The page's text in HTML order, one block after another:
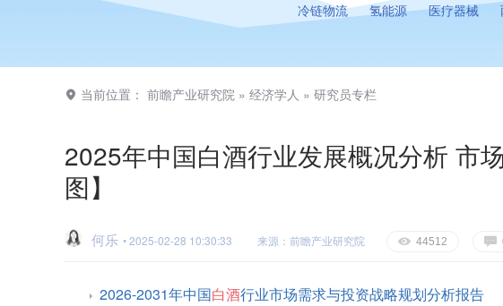
冷链物流 氢能源 医疗器械
当前位置： 前瞻产业研究院 » 经济学人 » 研究员专栏
2025年中国白酒行业发展概况分析 市
图】
何乐 • 2025-02-28 10:30:33 来源：前瞻产业研究院 E 44512 G
2026-2031年中国白酒行业市场需求与投资战略规划分析报告